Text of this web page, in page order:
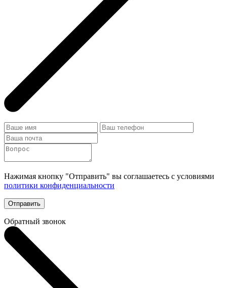
Нажимая кнопку "Отправить" вы соглашаетесь с условиями
политики конфиденциальности
Отправить
Обратный звонок